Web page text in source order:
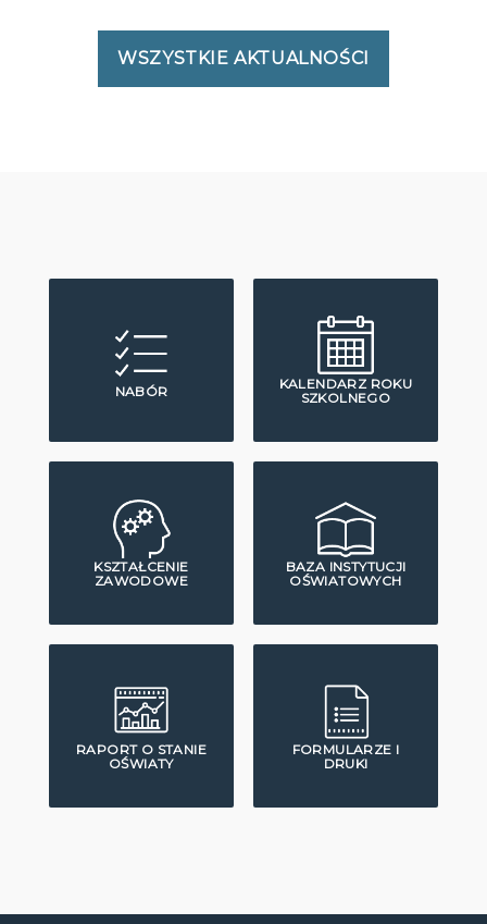
WSZYSTKIE AKTUALNOŚCI
NABÓR
KALENDARZ ROKU
SZKOLNEGO
KSZTAŁCENIE
ZAWODOWE
BAZA INSTYTUCJI
OŚWIATOWYCH
RAPORT O STANIE
OŚWIATY
FORMULARZE I
DRUKI